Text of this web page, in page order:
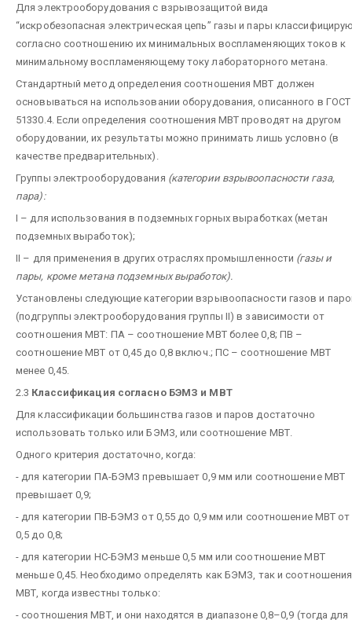
Для электрооборудования с взрывозащитой вида
“искробезопасная электрическая цепь” газы и пары
согласно соотношению их минимальных воспламеняющих токов к
минимальному воспламеняющему току лабораторного метана.
Стандартный метод определения соотношения МВТ должен
основываться на использовании оборудования, описанного в ГОСТ
51330.4. Если определения соотношения МВТ проводят на другом
оборудовании, их результаты можно принимать лишь условно (в
качестве предварительных).
Группы электрооборудования (категории взрывоопасности газа,
пара):
I – для использования в подземных горных выработках (метан
подземных выработок);
II – для применения в других отраслях промышленности (газы и
пары, кроме метана подземных выработок).
Установлены следующие категории взрывоопасности газов и
(подгруппы электрооборудования группы II) в зависимости от
соотношения МВТ: ПА – соотношение МВТ более 0,8; ПВ –
соотношение МВТ от 0,45 до 0,8 включ.; ПС – соотношение МВТ
менее 0,45.
2.3 Классификация согласно БЭМЗ и МВТ
Для классификации большинства газов и паров достаточно
использовать только или БЭМЗ, или соотношение МВТ.
Одного критерия достаточно, когда:
- для категории ПА-БЭМЗ превышает 0,9 мм или соотношение МВТ
превышает 0,9;
- для категории ПВ-БЭМЗ от 0,55 до 0,9 мм или соотношение МВТ от
0,5 до 0,8;
- для категории НС-БЭМЗ меньше 0,5 мм или соотношение МВТ
меньше 0,45. Необходимо определять как БЭМЗ, так и соотношения
МВТ, когда известны только:
- соотношения МВТ, и они находятся в диапазоне 0,8–0,9 (тогда для